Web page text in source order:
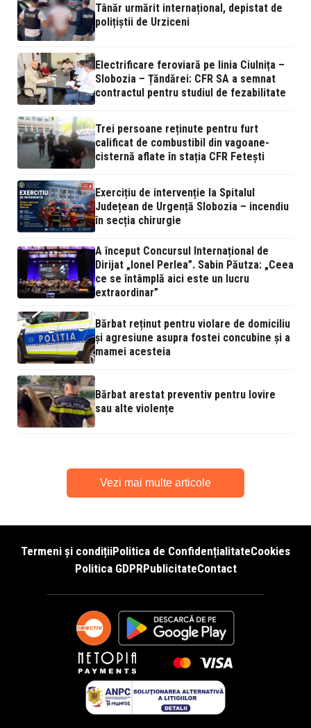
Tânăr urmărit internațional, depistat de
polițiștii de Urziceni
Electrificare feroviară pe linia Ciulnița –
Slobozia – Țăndărei: CFR SA a semnat
contractul pentru studiul de fezabilitate
Trei persoane reținute pentru furt
calificat de combustibil din vagoane-
cisternă aflate în stația CFR Fetești
Exercițiu de intervenție la Spitalul
Județean de Urgență Slobozia – incendiu
în secția chirurgie
A început Concursul Internațional de
Dirijat „Ionel Perlea”. Sabin Păutza: „Ceea
ce se întâmplă aici este un lucru
extraordinar”
Bărbat reținut pentru violare de domiciliu
și agresiune asupra fostei concubine și a
mamei acesteia
Bărbat arestat preventiv pentru lovire
sau alte violențe
Vezi mai multe articole
Termeni și condițiiPolitica de ConfidențialitateCookies
Politica GDPRPublicitateContact